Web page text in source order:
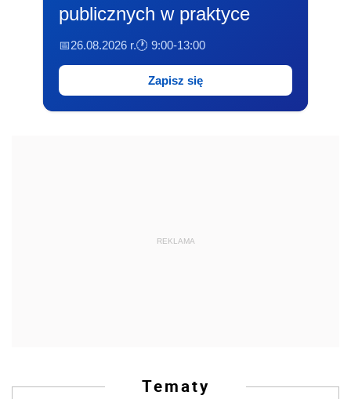
publicznych w praktyce
📅26.08.2026 r.🕐 9:00-13:00
Zapisz się
REKLAMA
Tematy